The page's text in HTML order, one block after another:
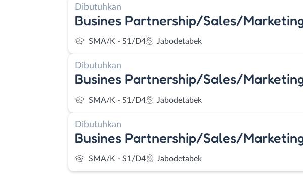
Dibutuhkan
Busines Partnership/Sales/
SMA/K - S1/D4 Jabodetabek
Dibutuhkan
Busines Partnership/Sales/
SMA/K - S1/D4 Jabodetabek
Dibutuhkan
Busines Partnership/Sales/
SMA/K - S1/D4 Jabodetabek